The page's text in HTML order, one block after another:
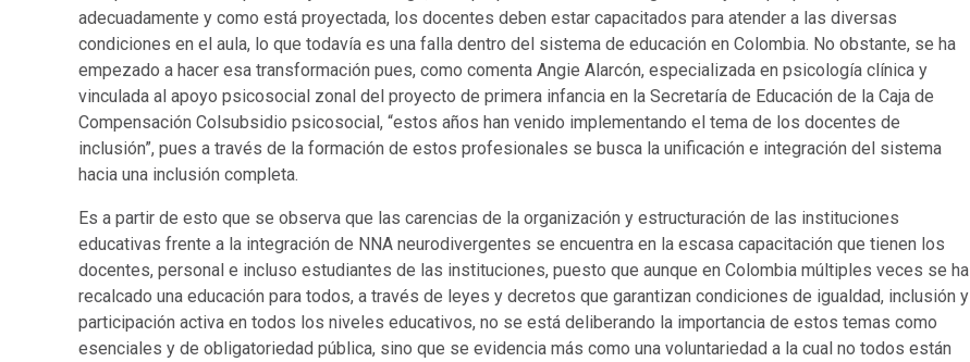
adecuadamente y como está proyectada, los docentes deben estar capacitados para atender a las diversas
condiciones en el aula, lo que todavía es una falla dentro del sistema de educación en Colombia. No obstante, se ha
empezado a hacer esa transformación pues, como comenta Angie Alarcón, especializada en psicología clínica y
vinculada al apoyo psicosocial zonal del proyecto de primera infancia en la Secretaría de Educación de la Caja de
Compensación Colsubsidio psicosocial, “estos años han venido implementando el tema de los docentes de
inclusión”, pues a través de la formación de estos profesionales se busca la unificación e integración del sistema
hacia una inclusión completa.
Es a partir de esto que se observa que las carencias de la organización y estructuración de las instituciones
educativas frente a la integración de NNA neurodivergentes se encuentra en la escasa capacitación que tienen los
docentes, personal e incluso estudiantes de las instituciones, puesto que aunque en Colombia múltiples veces se ha
recalcado una educación para todos, a través de leyes y decretos que garantizan condiciones de igualdad, inclusión y
participación activa en todos los niveles educativos, no se está deliberando la importancia de estos temas como
esenciales y de obligatoriedad pública, sino que se evidencia más como una voluntariedad a la cual no todos están